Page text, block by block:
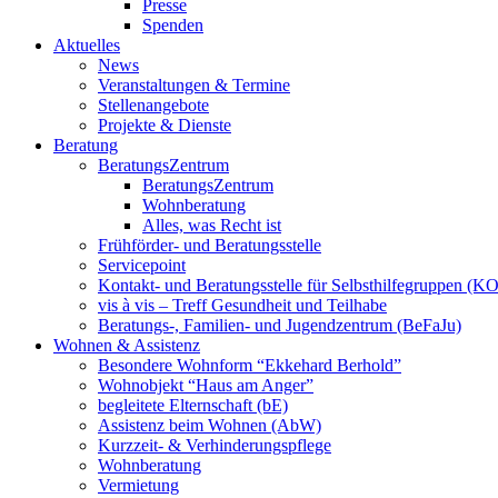
Presse
Spenden
Aktuelles
News
Veranstaltungen & Termine
Stellenangebote
Projekte & Dienste
Beratung
BeratungsZentrum
BeratungsZentrum
Wohnberatung
Alles, was Recht ist
Frühförder- und Beratungsstelle
Servicepoint
Kontakt- und Beratungsstelle für Selbsthilfegruppen
vis à vis – Treff Gesundheit und Teilhabe
Beratungs-, Familien- und Jugendzentrum (BeFaJu)
Wohnen & Assistenz
Besondere Wohnform “Ekkehard Berhold”
Wohnobjekt “Haus am Anger”
begleitete Elternschaft (bE)
Assistenz beim Wohnen (AbW)
Kurzzeit- & Verhinderungspflege
Wohnberatung
Vermietung